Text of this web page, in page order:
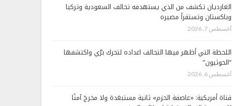
الغارديان تكشف من الذي يستهدفه تحالف السعودية وتركيا
وباكستان وتستقرأ مصيره
أغسطس 7, 2026
اللحظة التي أظهر فيها التحالف اعداده لتحرك برّي واكتشفها
“الحوثيون”
أغسطس 6, 2026
قناة أمريكية: «عاصفة الحزم» ثانية مستبعَدة ولا مخرجَ آمنًا